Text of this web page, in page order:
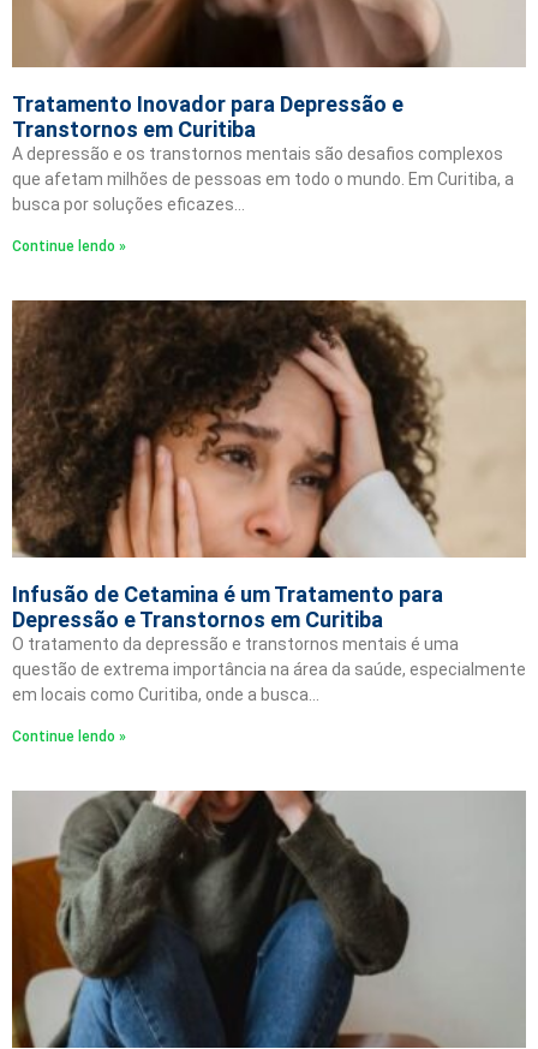
Tratamento Inovador para Depressão e
Transtornos em Curitiba
A depressão e os transtornos mentais são desafios complexos
que afetam milhões de pessoas em todo o mundo. Em Curitiba, a
busca por soluções eficazes…
Continue lendo »
Infusão de Cetamina é um Tratamento para
Depressão e Transtornos em Curitiba
O tratamento da depressão e transtornos mentais é uma
questão de extrema importância na área da saúde, especialmente
em locais como Curitiba, onde a busca…
Continue lendo »